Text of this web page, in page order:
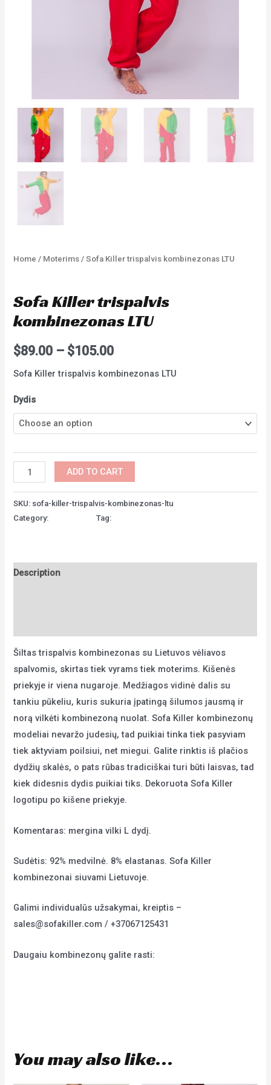
Home / Moterims / Sofa Killer trispalvis kombinezonas LTU
Sofa Killer trispalvis
kombinezonas LTU
$89.00 – $105.00
Sofa Killer trispalvis kombinezonas LTU
Dydis
Sofa
Killer
trispalvis
kombinezonas
ADD TO CART
SKU: sofa-killer-trispalvis-kombinezonas-ltu
Category:
Tag:
Description
Šiltas trispalvis kombinezonas su Lietuvos vėliavos
spalvomis, skirtas tiek vyrams tiek moterims. Kišenės
priekyje ir viena nugaroje. Medžiagos vidinė dalis su
tankiu pūkeliu, kuris sukuria įpatingą šilumos jausmą ir
norą vilkėti kombinezoną nuolat. Sofa Killer kombinezonų
modeliai nevaržo judesių, tad puikiai tinka tiek pasyviam
tiek aktyviam poilsiui, net miegui. Galite rinktis iš plačios
dydžių skalės, o pats rūbas tradiciškai turi būti laisvas, tad
kiek didesnis dydis puikiai tiks. Dekoruota Sofa Killer
logotipu po kišene priekyje.
Komentaras: mergina vilki L dydį.
Sudėtis: 92% medvilnė. 8% elastanas. Sofa Killer
kombinezonai siuvami Lietuvoje.
Galimi individualūs užsakymai, kreiptis –
sales@sofakiller.com / +37067125431
Daugaiu kombinezonų galite rasti:
You may also like…